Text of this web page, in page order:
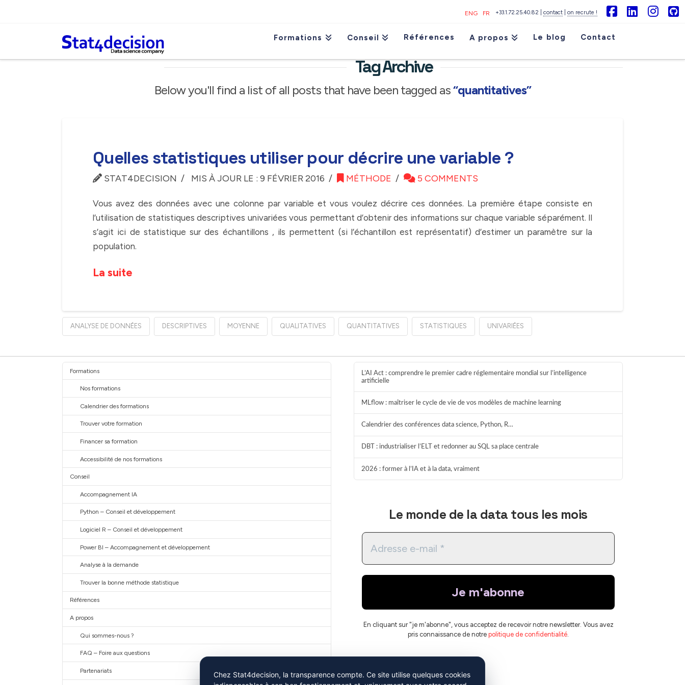
+33.1.72.25.40.82 |contact |on recrute !
FR
ENG
Formations Conseil Références A propos Le blog Contact
Tag Archive
Below you'll find a list of all posts that have been tagged as“quantitatives”
Quelles statistiques utiliser pour décrire une variable ?
STAT4DECISION MIS À JOUR LE : 9 FÉVRIER 2016 MÉTHODE 5 COMMENTS
Vous avez des données avec une colonne par variable et vous voulez décrire ces données. La première étape consiste en
l’utilisation de statistiques descriptives univariées vous permettant d’obtenir des informations sur chaque variable séparément. Il
s’agit ici de statistique sur des échantillons , ils permettent (si l’échantillon est représentatif) d’estimer un paramètre sur la
population.
La suite
ANALYSE DE DONNÉES DESCRIPTIVES MOYENNE QUALITATIVES QUANTITATIVES STATISTIQUES UNIVARIÉES
Formations
Nos formations
Calendrier des formations
Trouver votre formation
Financer sa formation
Accessibilité de nos formations
Conseil
Accompagnement IA
Python – Conseil et développement
Logiciel R – Conseil et développement
Power BI – Accompagnement et développement
Analyse à la demande
Trouver la bonne méthode statistique
Références
A propos
Qui sommes-nous ?
FAQ – Foire aux questions
Partenariats
L’AI Act : comprendre le premier cadre réglementaire mondial sur l’intelligence
artificielle
MLflow : maîtriser le cycle de vie de vos modèles de machine learning
Calendrier des conférences data science, Python, R…
DBT : industrialiser l’ELT et redonner au SQL sa place centrale
2026 : former à l’IA et à la data, vraiment
Le monde de la data tous les mois
En cliquant sur "je m'abonne", vous acceptez de recevoir notre newsletter. Vous avez
pris connaissance de notre politique de confidentialité.
Chez Stat4decision, la transparence compte. Ce site utilise quelques cookies